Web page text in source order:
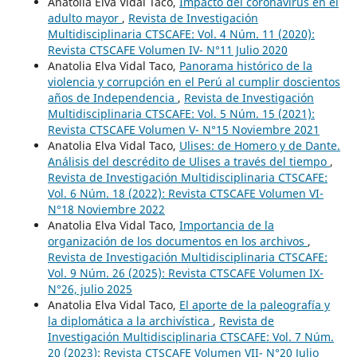
adulto mayor , Revista de Investigación
Multidisciplinaria CTSCAFE: Vol. 4 Núm. 11 (2020):
Revista CTSCAFE Volumen IV- N°11 Julio 2020
Anatolia Elva Vidal Taco, Panorama histórico de la
violencia y corrupción en el Perú al cumplir doscientos
años de Independencia , Revista de Investigación
Multidisciplinaria CTSCAFE: Vol. 5 Núm. 15 (2021):
Revista CTSCAFE Volumen V- N°15 Noviembre 2021
Anatolia Elva Vidal Taco, Ulises: de Homero y de Dante.
Análisis del descrédito de Ulises a través del tiempo ,
Revista de Investigación Multidisciplinaria CTSCAFE:
Vol. 6 Núm. 18 (2022): Revista CTSCAFE Volumen VI-
N°18 Noviembre 2022
Anatolia Elva Vidal Taco, Importancia de la
organización de los documentos en los archivos ,
Revista de Investigación Multidisciplinaria CTSCAFE:
Vol. 9 Núm. 26 (2025): Revista CTSCAFE Volumen IX-
N°26, julio 2025
Anatolia Elva Vidal Taco, El aporte de la paleografía y
la diplomática a la archivística , Revista de
Investigación Multidisciplinaria CTSCAFE: Vol. 7 Núm.
20 (2023): Revista CTSCAFE Volumen VII- N°20 Julio